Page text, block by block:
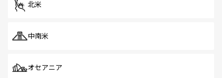
北米
中南米
オセアニア